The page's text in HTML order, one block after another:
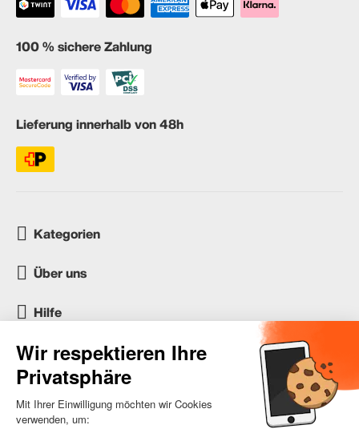
100 % sichere Zahlung
Lieferung innerhalb von 48h
Kategorien
Über uns
Hilfe
Kundenservice
occasion.migros.mobile@recommerce.com
Montag-Freitag 08:00-17:00